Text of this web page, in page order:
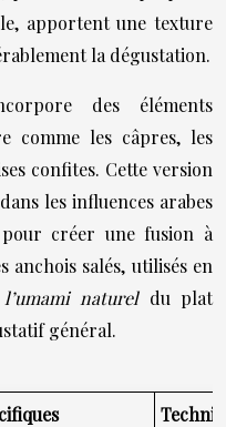
apportent une texture
la dégustation.
des éléments
comme les câpres, les
confites. Cette version
les influences arabes
créer une fusion à
salés, utilisés en
l’umami naturel du plat
général.